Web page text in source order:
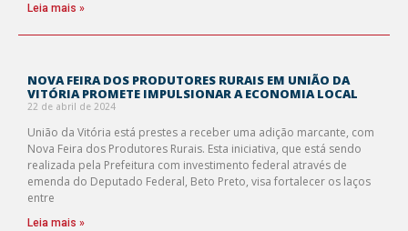
Leia mais »
NOVA FEIRA DOS PRODUTORES RURAIS EM UNIÃO DA
VITÓRIA PROMETE IMPULSIONAR A ECONOMIA LOCAL
22 de abril de 2024
União da Vitória está prestes a receber uma adição marcante, com
Nova Feira dos Produtores Rurais. Esta iniciativa, que está sendo
realizada pela Prefeitura com investimento federal através de
emenda do Deputado Federal, Beto Preto, visa fortalecer os laços
entre
Leia mais »